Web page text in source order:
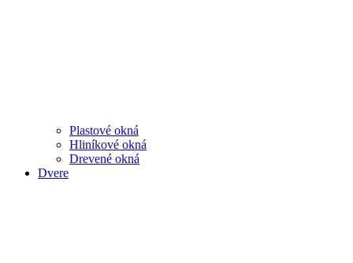
Plastové okná
Hliníkové okná
Drevené okná
Dvere